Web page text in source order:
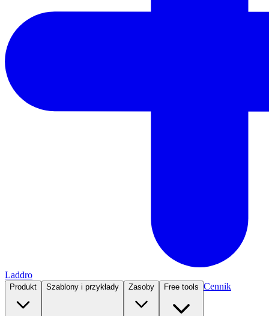
Laddro
Produkt Szablony i przykłady Zasoby Free tools Cennik